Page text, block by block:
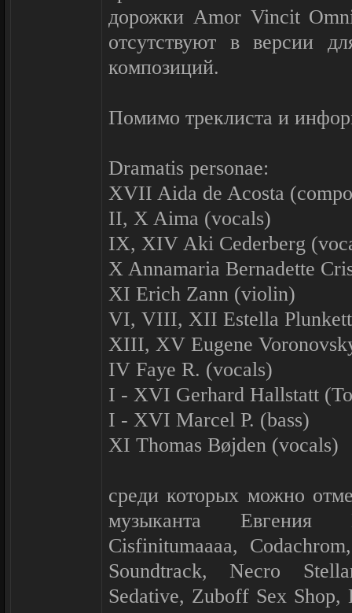
дорожки Amor Vincit
отсутствуют в версии
композиций.
Помимо треклиста и
Dramatis personae:
XVII Aida de Acosta
II, X Aima (vocals)
IX, XIV Aki Cederberg
X Annamaria Bernadette
XI Erich Zann (violin)
VI, VIII, XII Estella
XIII, XV Eugene
IV Faye R. (vocals)
I - XVI Gerhard Hallstatt
I - XVI Marcel P. (bass)
XI Thomas Bøjden (vocals)
среди которых можно
музыканта Евгения
Cisfinitumaaaa,
Soundtrack, Necro
Sedative, Zuboff Sex